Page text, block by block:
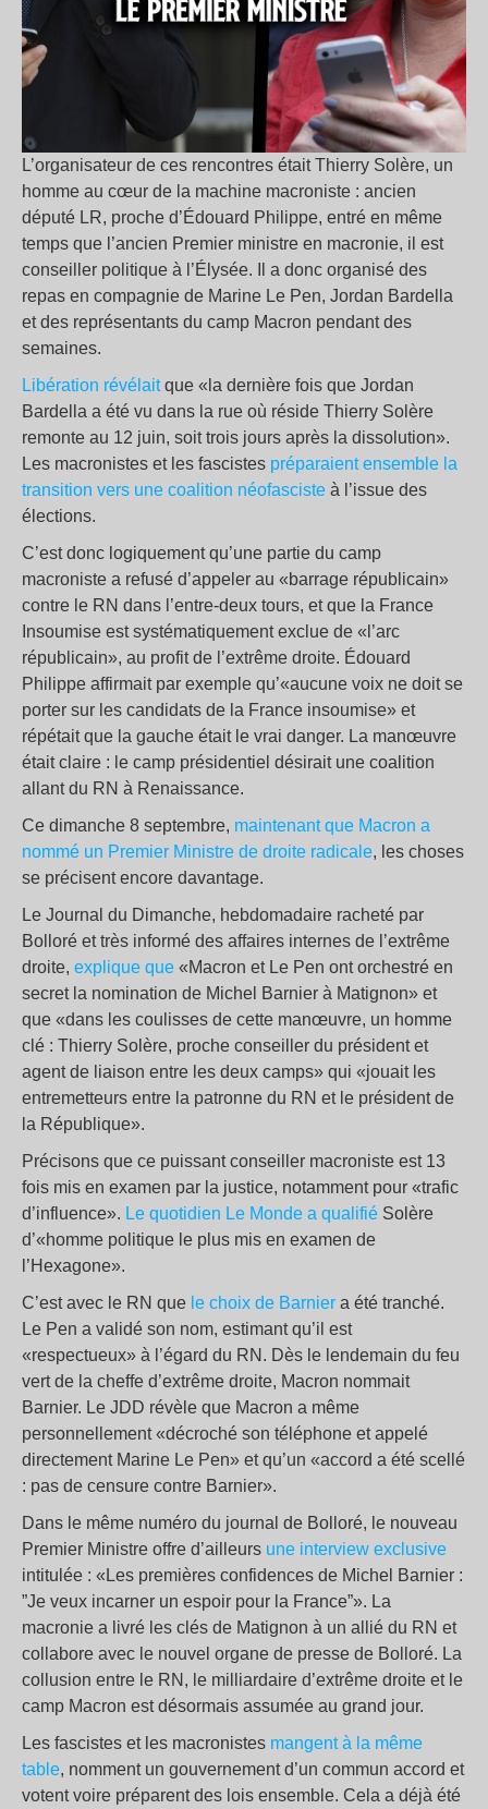
L’organisateur de ces rencontres était Thierry Solère, un
homme au cœur de la machine macroniste : ancien
député LR, proche d’Édouard Philippe, entré en même
temps que l’ancien Premier ministre en macronie, il est
conseiller politique à l’Élysée. Il a donc organisé des
repas en compagnie de Marine Le Pen, Jordan Bardella
et des représentants du camp Macron pendant des
semaines.
Libération révélaitque «la dernière fois que Jordan
Bardella a été vu dans la rue où réside Thierry Solère
remonte au 12 juin, soit trois jours après la dissolution».
Les macronistes et les fascistes préparaient ensemble la
transition vers une coalition néofasciste à l’issue des
élections.
C’est donc logiquement qu’une partie du camp
macroniste a refusé d’appeler au «barrage républicain»
contre le RN dans l’entre-deux tours, et que la France
Insoumise est systématiquement exclue de «l’arc
républicain», au profit de l’extrême droite. Édouard
Philippe affirmait par exemple qu’«aucune voix ne doit se
porter sur les candidats de la France insoumise» et
répétait que la gauche était le vrai danger. La manœuvre
était claire : le camp présidentiel désirait une coalition
allant du RN à Renaissance.
Ce dimanche 8 septembre, maintenant que Macron a
nommé un Premier Ministre de droite radicale, les choses
se précisent encore davantage.
Le Journal du Dimanche, hebdomadaire racheté par
Bolloré et très informé des affaires internes de l’extrême
droite, explique que «Macron et Le Pen ont orchestré en
secret la nomination de Michel Barnier à Matignon» et
que «dans les coulisses de cette manœuvre, un homme
clé : Thierry Solère, proche conseiller du président et
agent de liaison entre les deux camps» qui «jouait les
entremetteurs entre la patronne du RN et le président de
la République».
Précisons que ce puissant conseiller macroniste est 13
fois mis en examen par la justice, notamment pour «trafic
d’influence». Le quotidien Le Monde a qualifié Solère
d’«homme politique le plus mis en examen de
l’Hexagone».
C’est avec le RN que le choix de Barnier a été tranché.
Le Pen a validé son nom, estimant qu’il est
«respectueux» à l’égard du RN. Dès le lendemain du feu
vert de la cheffe d’extrême droite, Macron nommait
Barnier. Le JDD révèle que Macron a même
personnellement «décroché son téléphone et appelé
directement Marine Le Pen» et qu’un «accord a été scellé
: pas de censure contre Barnier».
Dans le même numéro du journal de Bolloré, le nouveau
Premier Ministre offre d’ailleurs une interview exclusive
intitulée : «Les premières confidences de Michel Barnier :
”Je veux incarner un espoir pour la France”». La
macronie a livré les clés de Matignon à un allié du RN et
collabore avec le nouvel organe de presse de Bolloré. La
collusion entre le RN, le milliardaire d’extrême droite et le
camp Macron est désormais assumée au grand jour.
Les fascistes et les macronistes mangent à la même
table, nomment un gouvernement d’un commun accord et
votent voire préparent des lois ensemble. Cela a déjà été